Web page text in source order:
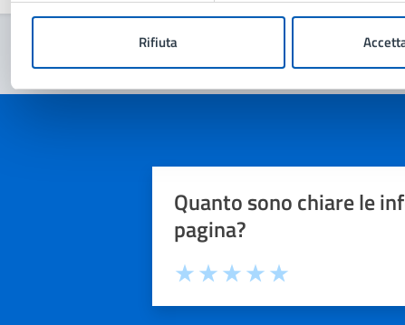
Rifiuta
Quanto sono chiare le
pagina?